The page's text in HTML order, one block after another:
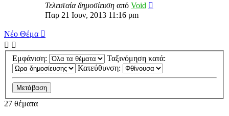
Τελευταία δημοσίευση από Void
Παρ 21 Ιουν, 2013 11:16 pm
Νέο Θέμα
Εμφάνιση:
Ταξινόμηση κατά:
Κατεύθυνση:
27 θέματα